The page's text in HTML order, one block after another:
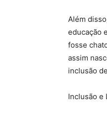
Além
educação
fosse
assim
inclusão
Inclusão e